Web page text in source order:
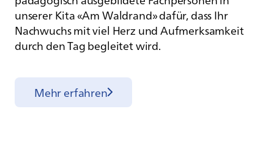
unserer Kita «Am Waldrand» dafür, dass Ihr
Nachwuchs mit viel Herz und Aufmerksamkeit
durch den Tag begleitet wird.
Mehr erfahren